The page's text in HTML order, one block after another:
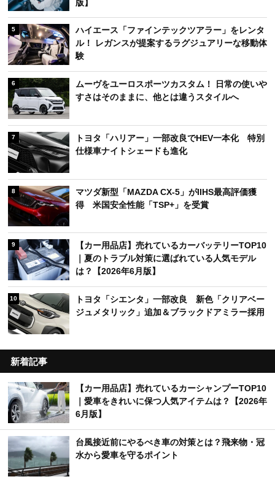
版】
5
ハイエース「ファインテックツアラー」をレンタ
ル！ レガンスが提案するラグジュアリーな移動体
験
6
ムーヴをユーロスポーツカスタム！ 日常の使いや
すさはそのままに、他とは違うスタイルへ
7
トヨタ「ハリアー」一部改良でHEV一本化 特別
仕様車ナイトシェードも進化
8
マツダ新型「MAZDA CX-5」がIIHS最高評価獲
得 米国安全性能「TSP+」を受賞
9
【カー用品店】売れているカーバッテリーTOP10
｜夏のトラブル対策に選ばれている人気モデル
は？【2026年6月版】
10
トヨタ「シエンタ」一部改良 新色「クリアベー
ジュメタリック」追加＆ブラックドアミラー採用
新着記事
【カー用品店】売れているカーシャンプーTOP10
｜愛車をきれいに保つ人気アイテムは？【2026年
6月版】
台風接近前にやるべき車の対策とは？飛来物・冠
水から愛車を守るポイント